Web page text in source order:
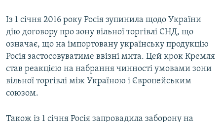
Із 1 січня 2016 року Росія зупинила щодо України
дію договору про зону вільної торгівлі СНД, що
означає, що на імпортовану українську продукцію
Росія застосовуватиме ввізні мита. Цей крок Кремля
став реакцією на набрання чинності умовами зони
вільної торгівлі між Україною і Європейським
союзом.
Також із 1 січня Росія запровадила заборону на